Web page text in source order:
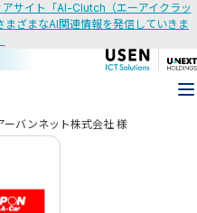
サイト「AI-Clutch（エーアイクラッ
ざまなAI関連情報を発信していきま
ーバンネット株式会社 様